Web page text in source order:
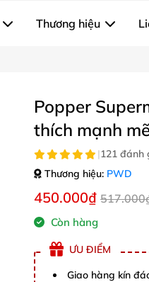
Thương hiệu
Popper
thích mạnh
|121 đánh
Thương hiệu: PWD
450.000₫
Còn hàng
ƯU ĐIỂM
Giao hàng kín